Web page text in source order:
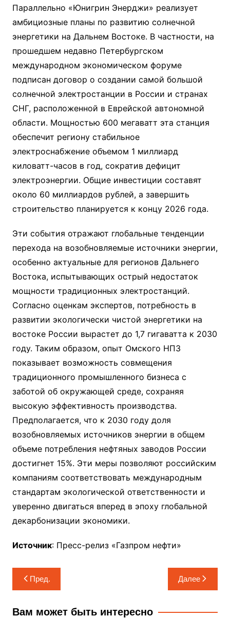
Параллельно «Юнигрин Энерджи» реализует
амбициозные планы по развитию солнечной
энергетики на Дальнем Востоке. В частности, на
прошедшем недавно Петербургском
международном экономическом форуме
подписан договор о создании самой большой
солнечной электростанции в России и странах
СНГ, расположенной в Еврейской автономной
области. Мощностью 600 мегаватт эта станция
обеспечит региону стабильное
электроснабжение объемом 1 миллиард
киловатт-часов в год, сократив дефицит
электроэнергии. Общие инвестиции составят
около 60 миллиардов рублей, а завершить
строительство планируется к концу 2026 года.
Эти события отражают глобальные тенденции
перехода на возобновляемые источники энергии,
особенно актуальные для регионов Дальнего
Востока, испытывающих острый недостаток
мощности традиционных электростанций.
Согласно оценкам экспертов, потребность в
развитии экологически чистой энергетики на
востоке России вырастет до 1,7 гигаватта к 2030
году. Таким образом, опыт Омского НПЗ
показывает возможность совмещения
традиционного промышленного бизнеса с
заботой об окружающей среде, сохраняя
высокую эффективность производства.
Предполагается, что к 2030 году доля
возобновляемых источников энергии в общем
объеме потребления нефтяных заводов России
достигнет 15%. Эти меры позволяют российским
компаниям соответствовать международным
стандартам экологической ответственности и
уверенно двигаться вперед в эпоху глобальной
декарбонизации экономики.
Источник: Пресс-релиз «Газпром нефти»
Навигация
по
записям
Пред. Далее
Вам может быть интересно